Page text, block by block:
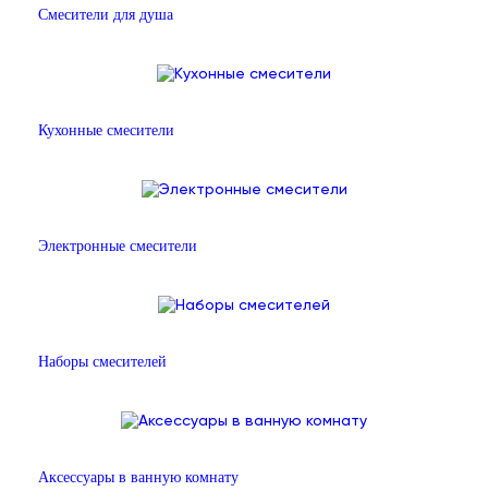
Смесители для душа
Кухонные смесители
Электронные смесители
Наборы смесителей
Аксессуары в ванную комнату